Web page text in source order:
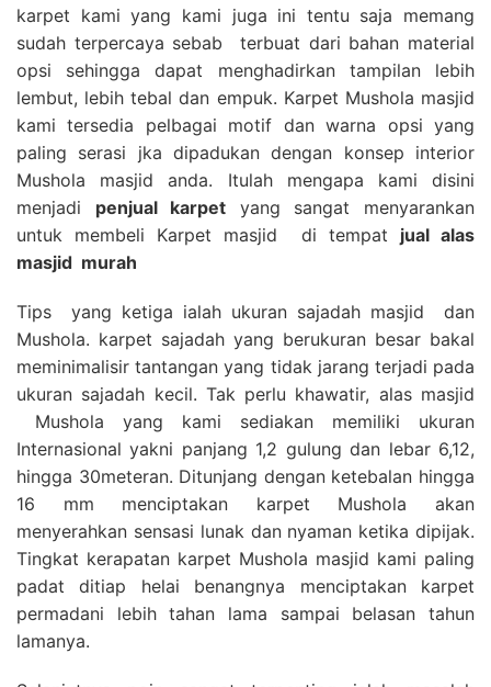
karpet kami yang kami juga ini tentu saja memang
sudah terpercaya sebab terbuat dari bahan material
opsi sehingga dapat menghadirkan tampilan lebih
lembut, lebih tebal dan empuk. Karpet Mushola masjid
kami tersedia pelbagai motif dan warna opsi yang
paling serasi jka dipadukan dengan konsep interior
Mushola masjid anda. Itulah mengapa kami disini
menjadi penjual karpet yang sangat menyarankan
untuk membeli Karpet masjid di tempat jual alas
masjid murah
Tips yang ketiga ialah ukuran sajadah masjid dan
Mushola. karpet sajadah yang berukuran besar bakal
meminimalisir tantangan yang tidak jarang terjadi pada
ukuran sajadah kecil. Tak perlu khawatir, alas masjid
Mushola yang kami sediakan memiliki ukuran
Internasional yakni panjang 1,2 gulung dan lebar 6,12,
hingga 30meteran. Ditunjang dengan ketebalan hingga
16 mm menciptakan karpet Mushola akan
menyerahkan sensasi lunak dan nyaman ketika dipijak.
Tingkat kerapatan karpet Mushola masjid kami paling
padat ditiap helai benangnya menciptakan karpet
permadani lebih tahan lama sampai belasan tahun
lamanya.